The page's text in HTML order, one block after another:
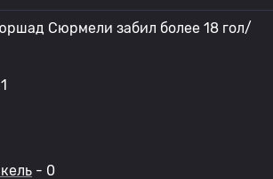
Сюрмели забил более 18 гол/
- 0